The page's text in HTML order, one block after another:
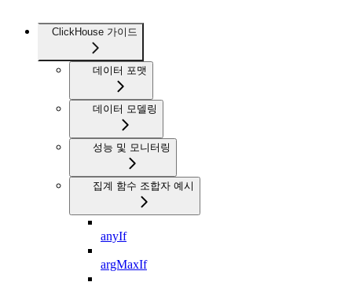
ClickHouse 가이드
데이터 포맷
데이터 모델링
성능 및 모니터링
집계 함수 조합자 예시
anyIf
argMaxIf